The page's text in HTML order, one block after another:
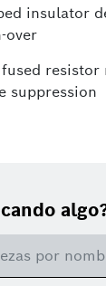
insulator
over
resistor
suppression